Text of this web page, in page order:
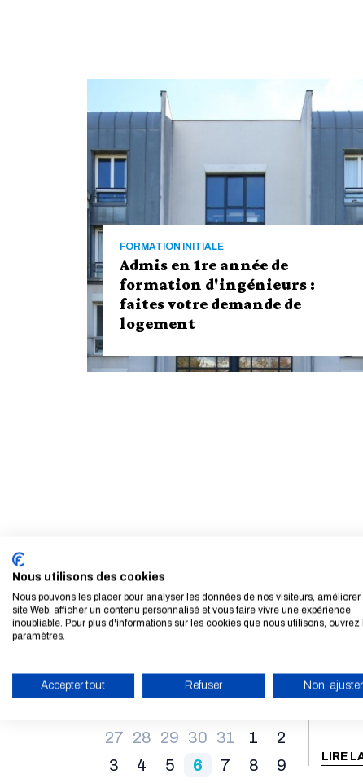
FORMATION INITIALE
Admis en 1re année de
formation d'ingénieurs :
faites votre demande de
logement
Admis en 1re année de formation
d'ingénieurs : faites votre demande
de logement
Commun Mines-Ponts ! Vous êtes admis en 1re
année en formation d'ingénieurs ? Effectuez
questionnaire dédié : Remplir la demande de
logement pour les admis en 1re année de
formation d'ingénieurs L’Arpej, gestionnaire de la
Août 2026
27 28 29 30 31 1
2
3
4 5 6 7 8
9
Du 28
LIRE
Nous utilisons des cookies
Nous pouvons les placer pour analyser les données de nos visiteurs, améliorer
site Web, afficher un contenu personnalisé et vous faire vivre une expérience
inoubliable. Pour plus d'informations sur les cookies que nous utilisons, ouvrez
paramètres.
Accepter tout Refuser Non, ajuster